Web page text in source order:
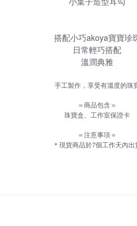
搭配小巧akoya寶寶珍
日常輕巧搭配
溫潤典雅
手工製作，享受有溫度的珠
＝商品包含＝
珠寶盒、工作室保證卡
＝注意事項＝
＊現貨商品於7個工作天內出